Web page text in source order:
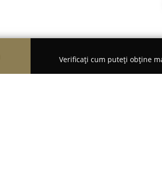
Verificați cum puteți obține